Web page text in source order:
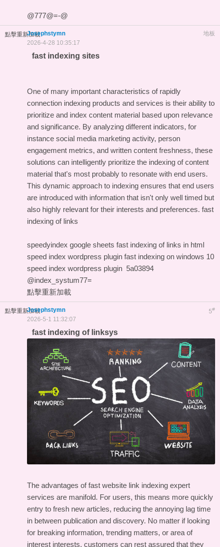
@777@=-@
點擊重新加載 地板
Josephstymn
2026-4-28 10:35:17
fast indexing sites
One of many important characteristics of rapidly
connection indexing products and services is their ability to
prioritize and index content material based upon relevance
and significance. By analyzing different indicators, for
instance social media marketing activity, person
engagement metrics, and written content freshness, these
solutions can intelligently prioritize the indexing of content
material that's most probably to resonate with end users.
This dynamic approach to indexing ensures that end users
are introduced with information that isn't only well timed but
also highly relevant for their interests and preferences. fast
indexing of links
speedyindex google sheets fast indexing of links in html
speed index wordpress plugin fast indexing on windows 10
speed index wordpress plugin 5a03894
@index_systum77=
點擊重新加載
點擊重新加載 5#
Josephstymn
2026-5-1 11:32:07
fast indexing of linksys
The advantages of fast website link indexing expert
services are manifold. For users, this means more quickly
entry to fresh new articles, reducing the annoying lag time
in between publication and discovery. No matter if looking
for breaking information, trending matters, or area of
interest interests, customers can rest assured that they